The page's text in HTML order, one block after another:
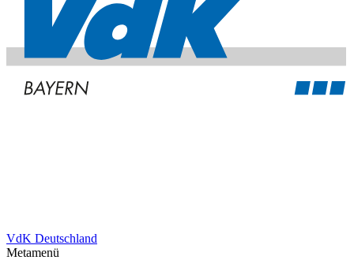
VdK Deutschland
Metamenü